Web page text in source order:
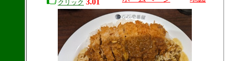
クリック 3.01